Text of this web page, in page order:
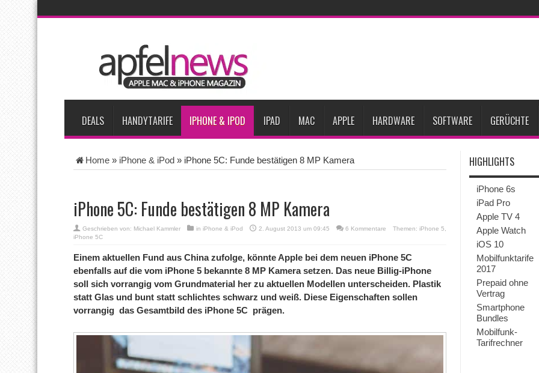
Bericht: iPad-Lieferungen im 2. Quartal 2026 um 7,5 Prozent gesunken
Vom iPad-Design zum eigenen T-Shirt: Checkliste für Apple-Kreative
Apple testet zwei neue Display-Panels für iPhone-Modelle 2027
Apples Smartbrille könnte das nächste große Gesundheits-Gadget werden Apple übernimmt Softwarefirma PlasmaSolve iPhone Air 2 für
DEALS HANDYTARIFE IPHONE & IPOD IPAD MAC APPLE HARDWARE SOFTWARE GERÜCHTE
Home » iPhone & iPod » iPhone 5C: Funde bestätigen 8 MP Kamera
iPhone 5C: Funde bestätigen 8 MP Kamera
Geschrieben von: Michael Kammler in iPhone & iPod 2. August 2013 um 09:45 6 Kommentare Themen: iPhone 5
iPhone 5C
Einem aktuellen Fund aus China zufolge, könnte Apple bei dem neuen iPhone 5C
ebenfalls auf die vom iPhone 5 bekannte 8 MP Kamera setzen. Das neue Billig-iPhone
soll sich vorrangig vom Grundmaterial her zu aktuellen Modellen unterscheiden. Plastik
statt Glas und bunt statt schlichtes schwarz und weiß. Diese Eigenschaften sollen
vorrangig das Gesamtbild des iPhone 5C prägen.
HIGHLIGHTS
iPhone 6s
iPad Pro
Apple TV 4
Apple Watch
iOS 10
Mobilfunktarife
2017
Prepaid ohne
Vertrag
Smartphone
Bundles
Mobilfunk-
Tarifrechner